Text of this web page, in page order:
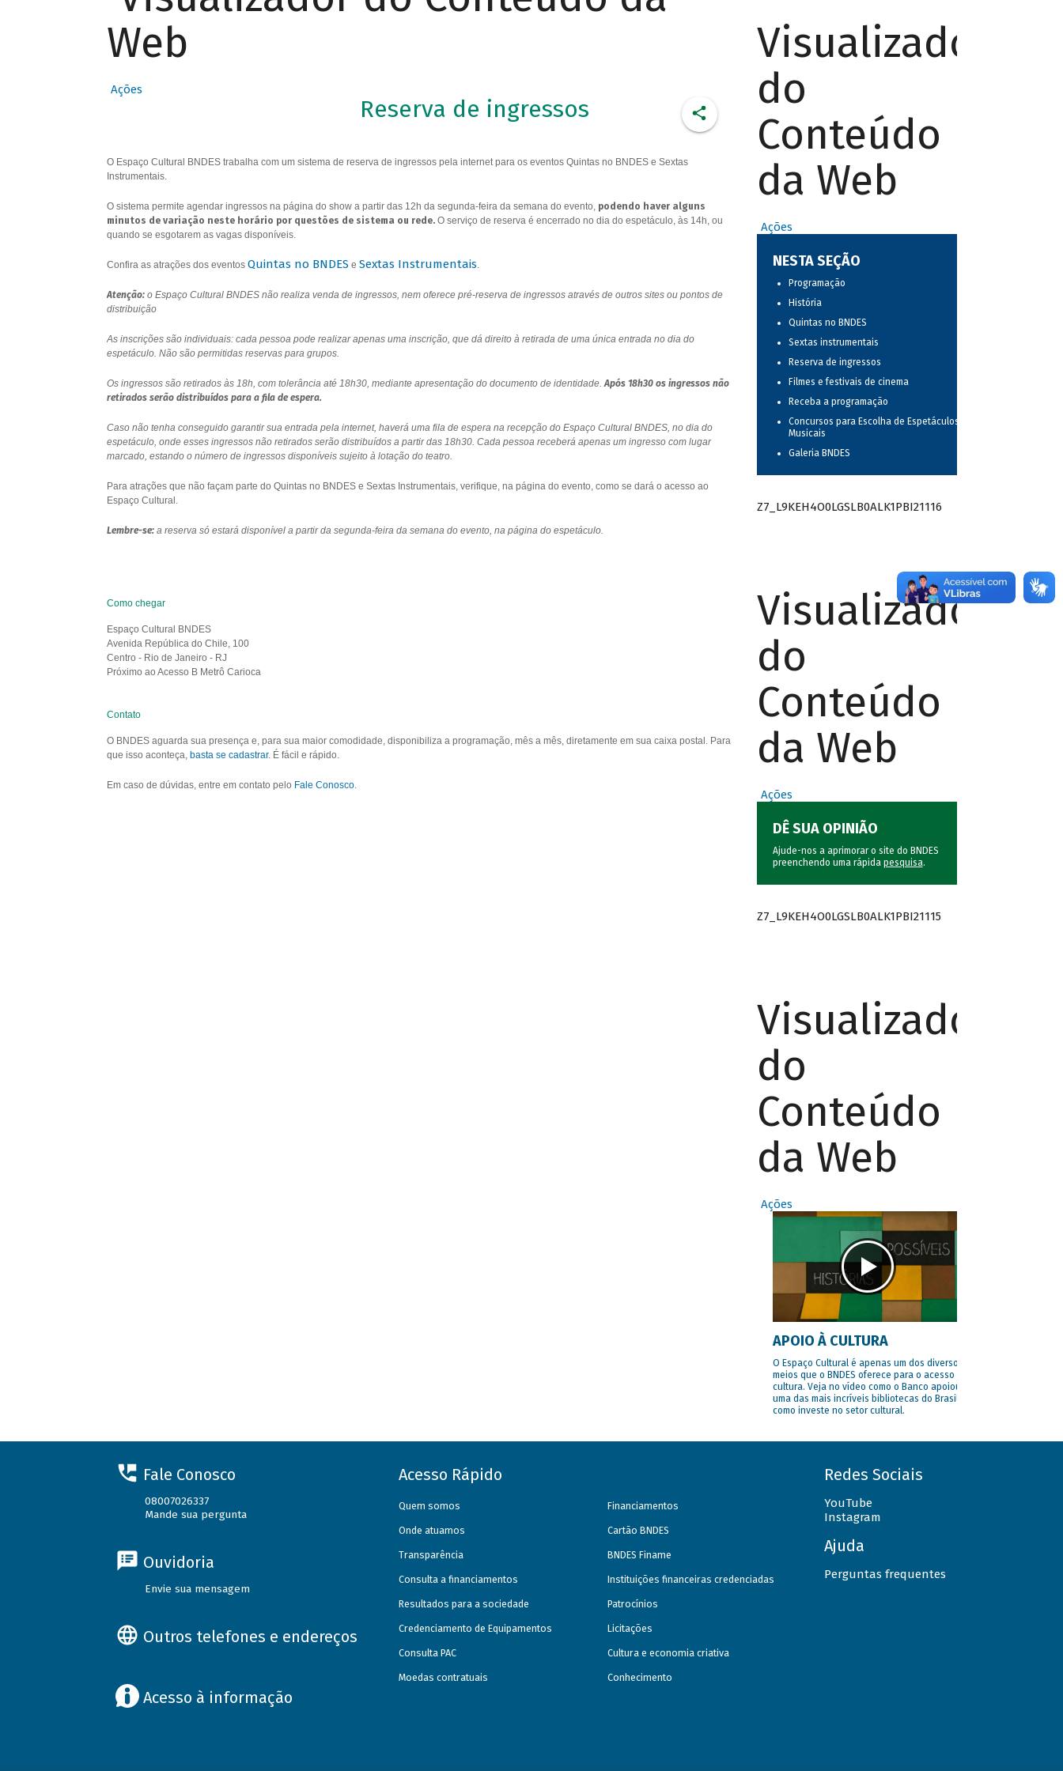
Web
Ações
Reserva de ingressos
O Espaço Cultural BNDES trabalha com um sistema de reserva de ingressos pela internet para os eventos Quintas no BNDES e Sextas
Instrumentais.
O sistema permite agendar ingressos na página do show a partir das 12h da segunda-feira da semana do evento, podendo haver alguns
minutos de variação neste horário por questões de sistema ou rede.O serviço de reserva é encerrado no dia do espetáculo, às 14h, ou
quando se esgotarem as vagas disponíveis.
Confira as atrações dos eventos Quintas no BNDES e Sextas Instrumentais.
Atenção:o Espaço Cultural BNDES não realiza venda de ingressos, nem oferece pré-reserva de ingressos através de outros sites ou pontos de
distribuição
As inscrições são individuais: cada pessoa pode realizar apenas uma inscrição, que dá direito à retirada de uma única entrada no dia do
espetáculo. Não são permitidas reservas para grupos.
Os ingressos são retirados às 18h, com tolerância até 18h30, mediante apresentação do documento de identidade.Após 18h30 os ingressos não
retirados serão distribuídos para a fila de espera.
Caso não tenha conseguido garantir sua entrada pela internet, haverá uma fila de espera na recepção do Espaço Cultural BNDES, no dia do
espetáculo, onde esses ingressos não retirados serão distribuídos a partir das 18h30. Cada pessoa receberá apenas um ingresso com lugar
marcado, estando o número de ingressos disponíveis sujeito à lotação do teatro.
Para atrações que não façam parte do Quintas no BNDES e Sextas Instrumentais, verifique, na página do evento, como se dará o acesso ao
Espaço Cultural.
Lembre-se:a reserva só estará disponível a partir da segunda-feira da semana do evento, na página do espetáculo.
Como chegar
Espaço Cultural BNDES
Avenida República do Chile, 100
Centro - Rio de Janeiro - RJ
Próximo ao Acesso B Metrô Carioca
Contato
O BNDES aguarda sua presença e, para sua maior comodidade, disponibiliza a programação, mês a mês, diretamente em sua caixa postal. Para
que isso aconteça, basta se cadastrar. É fácil e rápido.
Em caso de dúvidas, entre em contato pelo Fale Conosco.
Visualizador
do
Conteúdo
da Web
Ações
NESTA SEÇÃO
Programação
História
Quintas no BNDES
Sextas instrumentais
Reserva de ingressos
Filmes e festivais de cinema
Receba a programação
Concursos para Escolha de Espetáculos
Musicais
Galeria BNDES
Z7_L9KEH4O0LGSLB0ALK1PBI21116
Visualizador
do
Conteúdo
da Web
Ações
DÊ SUA OPINIÃO
Ajude-nos a aprimorar o site do BNDES
preenchendo uma rápida pesquisa.
Z7_L9KEH4O0LGSLB0ALK1PBI21115
Visualizador
do
Conteúdo
da Web
Ações
APOIO À CULTURA
O Espaço Cultural é apenas um dos diversos
meios que o BNDES oferece para o acesso à
cultura. Veja no vídeo como o Banco apoiou
uma das mais incríveis bibliotecas do Brasil e
como investe no setor cultural.
Fale Conosco
08007026337
Mande sua pergunta
Ouvidoria
Envie sua mensagem
Outros telefones e endereços
Acesso à informação
Acesso Rápido
Quem somos
Onde atuamos
Transparência
Consulta a financiamentos
Resultados para a sociedade
Credenciamento de Equipamentos
Consulta PAC
Moedas contratuais
Financiamentos
Cartão BNDES
BNDES Finame
Instituições financeiras credenciadas
Patrocínios
Licitações
Cultura e economia criativa
Conhecimento
Redes Sociais
YouTube
Instagram
Ajuda
Perguntas frequentes